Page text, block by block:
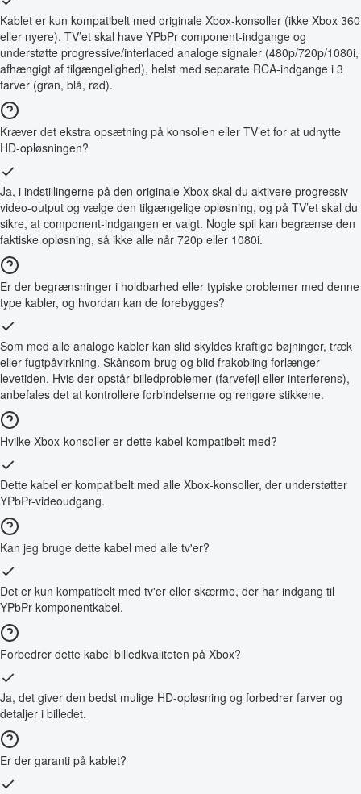
Kablet er kun kompatibelt med originale Xbox-konsoller (ikke Xbox 360
eller nyere). TV’et skal have YPbPr component-indgange og
understøtte progressive/interlaced analoge signaler (480p/720p/1080i,
afhængigt af tilgængelighed), helst med separate RCA-indgange i 3
farver (grøn, blå, rød).
Kræver det ekstra opsætning på konsollen eller TV’et for at udnytte
HD-opløsningen?
Ja, i indstillingerne på den originale Xbox skal du aktivere progressiv
video-output og vælge den tilgængelige opløsning, og på TV’et skal du
sikre, at component-indgangen er valgt. Nogle spil kan begrænse den
faktiske opløsning, så ikke alle når 720p eller 1080i.
Er der begrænsninger i holdbarhed eller typiske problemer med denne
type kabler, og hvordan kan de forebygges?
Som med alle analoge kabler kan slid skyldes kraftige bøjninger, træk
eller fugtpåvirkning. Skånsom brug og blid frakobling forlænger
levetiden. Hvis der opstår billedproblemer (farvefejl eller interferens),
anbefales det at kontrollere forbindelserne og rengøre stikkene.
Hvilke Xbox-konsoller er dette kabel kompatibelt med?
Dette kabel er kompatibelt med alle Xbox-konsoller, der understøtter
YPbPr-videoudgang.
Kan jeg bruge dette kabel med alle tv'er?
Det er kun kompatibelt med tv'er eller skærme, der har indgang til
YPbPr-komponentkabel.
Forbedrer dette kabel billedkvaliteten på Xbox?
Ja, det giver den bedst mulige HD-opløsning og forbedrer farver og
detaljer i billedet.
Er der garanti på kablet?